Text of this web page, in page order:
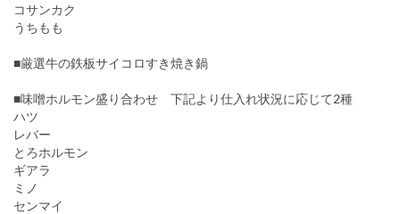
コサンカク
うちもも
■厳選牛の鉄板サイコロすき焼き鍋
■味噌ホルモン盛り合わせ 下記より仕入れ状況に応じて2種
ハツ
レバー
とろホルモン
ギアラ
ミノ
センマイ